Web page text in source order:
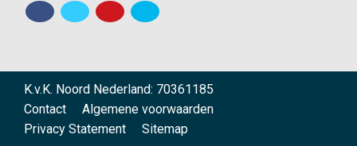
K.v.K. Noord Nederland: 70361185
Contact
Algemene voorwaarden
Privacy Statement
Sitemap